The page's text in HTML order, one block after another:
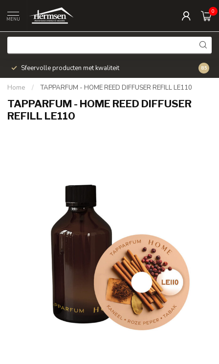
MENU
0
Sfeervolle producten met kwaliteit Snel
8.5
Home / TAPPARFUM - HOME REED DIFFUSER REFILL LE110
TAPPARFUM - HOME REED DIFFUSER
REFILL LE110